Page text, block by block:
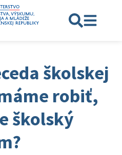
školskej
robiť,
školský